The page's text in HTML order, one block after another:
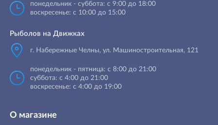
понедельник - суббота: с 9:00 до 18:00
воскресенье: с 10:00 до 15:00
Рыболов на Движках
г. Набережные Челны, ул. Машиностроительная, 121
понедельник - пятница: с 8:00 до 21:00
суббота: с 4:00 до 21:00
воскресенье: с 4:00 до 19:00
О магазине